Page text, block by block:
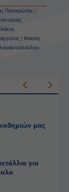
Παναγιώτης|
| Φασόη
μας
για